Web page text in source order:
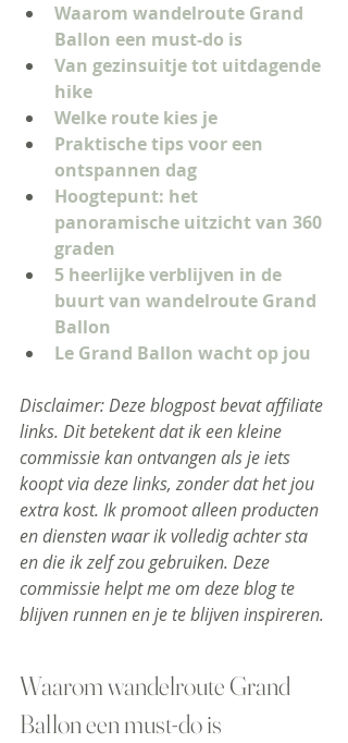
Waarom wandelroute Grand
Ballon een must-do is
Van gezinsuitje tot uitdagende
hike
Welke route kies je
Praktische tips voor een
ontspannen dag
Hoogtepunt: het
panoramische uitzicht van 360
graden
5 heerlijke verblijven in de
buurt van wandelroute Grand
Ballon
Le Grand Ballon wacht op jou
Disclaimer: Deze blogpost bevat affiliate
links. Dit betekent dat ik een kleine
commissie kan ontvangen als je iets
koopt via deze links, zonder dat het jou
extra kost. Ik promoot alleen producten
en diensten waar ik volledig achter sta
en die ik zelf zou gebruiken. Deze
commissie helpt me om deze blog te
blijven runnen en je te blijven inspireren.
Waarom wandelroute Grand
Ballon een must-do is